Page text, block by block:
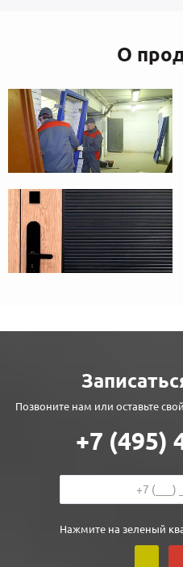
О
Позвоните нам или оставьте
+7 (495)
Нажмите на зеленый